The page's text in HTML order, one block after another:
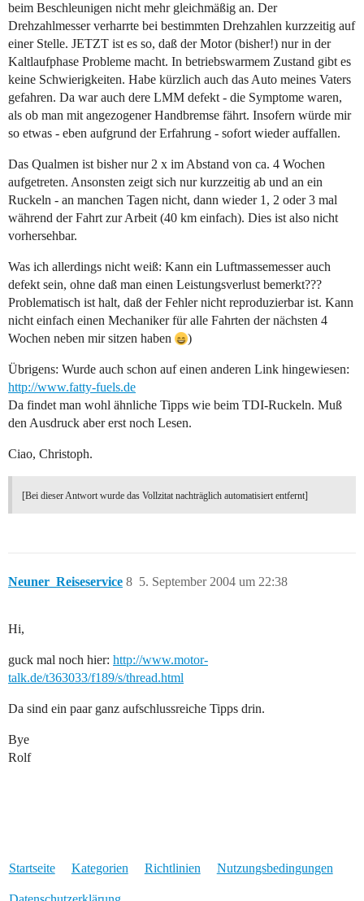
beim Beschleunigen nicht mehr gleichmäßig an. Der
Drehzahlmesser verharrte bei bestimmten Drehzahlen kurzzeitig auf
einer Stelle. JETZT ist es so, daß der Motor (bisher!) nur in der
Kaltlaufphase Probleme macht. In betriebswarmem Zustand gibt es
keine Schwierigkeiten. Habe kürzlich auch das Auto meines Vaters
gefahren. Da war auch dere LMM defekt - die Symptome waren,
als ob man mit angezogener Handbremse fährt. Insofern würde mir
so etwas - eben aufgrund der Erfahrung - sofort wieder auffallen.
Das Qualmen ist bisher nur 2 x im Abstand von ca. 4 Wochen
aufgetreten. Ansonsten zeigt sich nur kurzzeitig ab und an ein
Ruckeln - an manchen Tagen nicht, dann wieder 1, 2 oder 3 mal
während der Fahrt zur Arbeit (40 km einfach). Dies ist also nicht
vorhersehbar.
Was ich allerdings nicht weiß: Kann ein Luftmassemesser auch
defekt sein, ohne daß man einen Leistungsverlust bemerkt???
Problematisch ist halt, daß der Fehler nicht reproduzierbar ist. Kann
nicht einfach einen Mechaniker für alle Fahrten der nächsten 4
Wochen neben mir sitzen haben
)
Übrigens: Wurde auch schon auf einen anderen Link hingewiesen:
http://www.fatty-fuels.de
Da findet man wohl ähnliche Tipps wie beim TDI-Ruckeln. Muß
den Ausdruck aber erst noch Lesen.
Ciao, Christoph.
[Bei dieser Antwort wurde das Vollzitat nachträglich automatisiert entfernt]
Neuner_Reiseservice 5. September 2004 um 22:38
8
Hi,
guck mal noch hier: http://www.motor-
talk.de/t363033/f189/s/thread.html
Da sind ein paar ganz aufschlussreiche Tipps drin.
Bye
Rolf
Startseite Kategorien Richtlinien Nutzungsbedingungen